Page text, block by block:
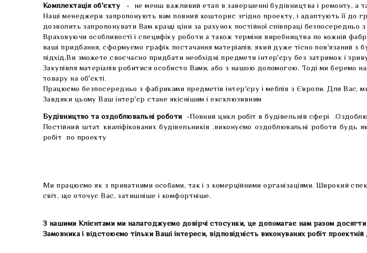
Комплектація об'єкту - не менш важливий етап в завершенні будівництва і ремонту, а
Наші менеджери запропонують вам повний кошторис згідно проекту, і адаптують її до
дозволить запропонувати Вам кращі ціни за рахунок постійної співпраці безпосередньо з
Враховуючи особливості і специфіку роботи а також терміни виробництва по кожній
ваші придбання, сформуємо графік постачання матеріалів, який дуже тісно пов'язаний
підхід,Ви зможете своєчасно придбати необхідні предмети інтер'єру без затримок і
Закупівля матеріалів робитися особисто Вами, або з нашою допомогою. Тоді ми беремо
товару на об'єкті.
Працюємо безпосередньо з фабриками предметів інтер'єру і меблів з Європи. Для Вас,
Завдяки цьому Ваш інтер'єр стане якіснішим і ексклюзивним
Будівництво та оздоблювальні роботи -Повний цикл робіт в будівельній сфері
Постійний штат кваліфікованих будівельників ,виконуємо оздоблювальні роботи
робіт по проекту
Ми працюємо як з приватними особами, так і з комерційними організаціями. Широкий
світ, що оточує Вас, затишніше і комфортніше.
З нашими Клієнтами ми налагоджуємо довірчі стосунки, це допомагає нам разом
Замовника і відстоюємо тільки Ваші інтереси, відповідність виконуваних робіт